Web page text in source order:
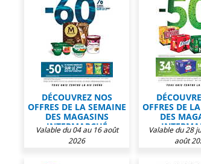
DÉCOUVREZ NOS
OFFRES DE LA SEMAINE
DES MAGASINS
INTERMARCHÉ
Valable du 04 au 16 août
2026
OFFRES DE
DES
Valable du 28
août